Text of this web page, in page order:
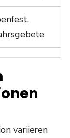
variieren